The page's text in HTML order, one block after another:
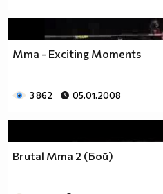
Mma - Exciting Moments
3 862 05.01.2008
Brutal Mma 2 (Бой)